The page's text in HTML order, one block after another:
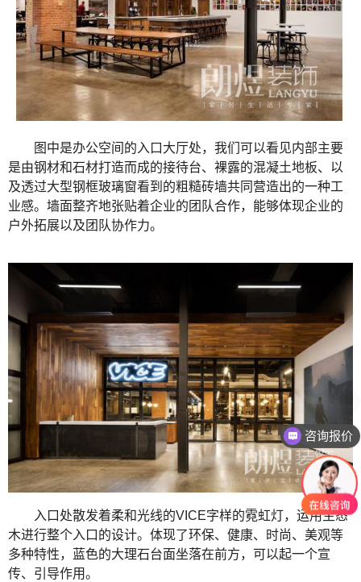
图中是办公空间的入口大厅处，我们可以看见内部主要
是由钢材和石材打造而成的接待台、裸露的混凝土地板、以
及透过大型钢框玻璃窗看到的粗糙砖墙共同营造出的一种工
业感。墙面整齐地张贴着企业的团队合作，能够体现企业的
户外拓展以及团队协作力。
入口处散发着柔和光线的VICE字样的霓虹灯，运用生态
木进行整个入口的设计。体现了环保、健康、时尚、美观等
多种特性，蓝色的大理石台面坐落在前方，可以起一个宣
传、引导作用。
咨询报价